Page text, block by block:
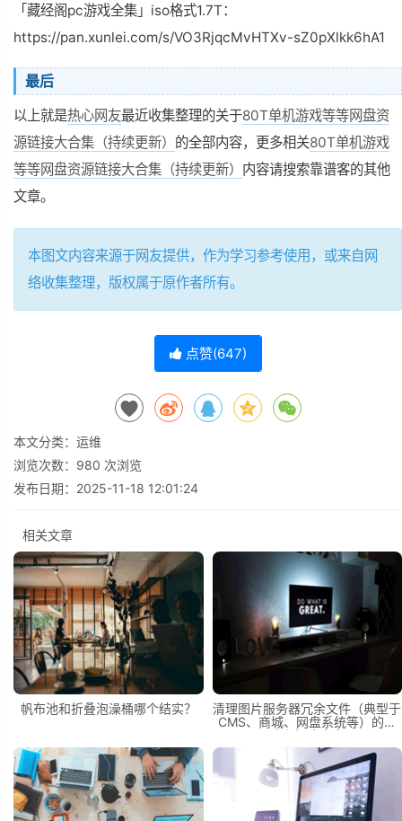
「藏经阁pc游戏全集 」 iso格式1.7T：
https://pan.xunlei.com/s/VO3RjqcMvHTXv-sZ0pXlkk6hA1
最后
以上就是热心网友最近收集整理的关于80T单机游戏等等网盘资
源链接大合集（持续更新） 的全部内容，更多相关80T单机游戏
等等网盘资源链接大合集（持续更新） 内容请搜索靠谱客的其他
文章。
本图文内容来源于网友提供，作为学习参考使用，或来自网
络收集整理，版权属于原作者所有。
点赞(647)
本文分类： 运维
浏览次数： 980 次浏览
发布日期：2025-11-18 12:01:24
相关文章
帆布池和折叠泡澡桶哪个结实？
清理图片服务器冗余文件（典型于
CMS、商城、网盘系统等）的思
路和解决方案